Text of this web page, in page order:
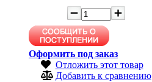
Оформить под заказ
Отложить этот товар
Добавить к сравнению